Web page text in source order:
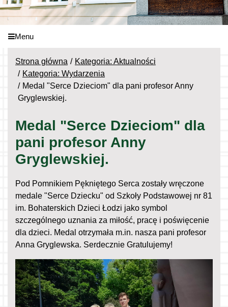
Menu
Strona główna
Kategoria: Aktualności
Kategoria: Wydarzenia
Medal "Serce Dzieciom" dla pani profesor Anny
Gryglewskiej.
Medal "Serce Dzieciom" dla
pani profesor Anny
Gryglewskiej.
Pod Pomnikiem Pękniętego Serca zostały wręczone
medale "Serce Dziecku" od Szkoły Podstawowej nr 81
im. Bohaterskich Dzieci Łodzi jako symbol
szczególnego uznania za miłość, pracę i poświęcenie
dla dzieci. Medal otrzymała m.in. nasza pani profesor
Anna Gryglewska. Serdecznie Gratulujemy!